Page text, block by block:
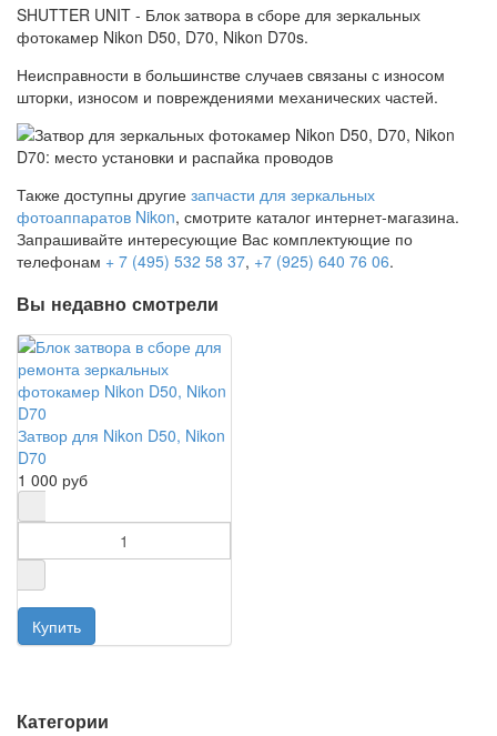
SHUTTER UNIT - Блок затвора в сборе для зеркальных
фотокамер Nikon D50, D70, Nikon D70s.
Неисправности в большинстве случаев связаны с износом
шторки, износом и повреждениями механических частей.
Также доступны другие запчасти для зеркальных
фотоаппаратов Nikon, смотрите каталог интернет-магазина.
Запрашивайте интересующие Вас комплектующие по
телефонам + 7 (495) 532 58 37, +7 (925) 640 76 06.
Вы недавно смотрели
Затвор для Nikon D50, Nikon
D70
1 000 руб
Категории